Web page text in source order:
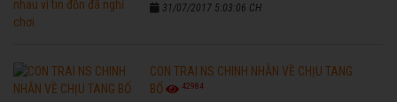
31/07/2017 5:03:06 CH
CON TRAI NS CHINH NHẪN VỀ CHỊU TANG
BỐ
42984